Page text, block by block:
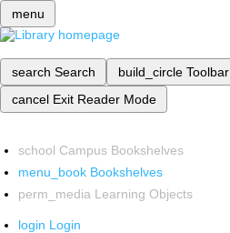
menu
search Search build_circle Toolbar
cancel Exit Reader Mode
school Campus Bookshelves
menu_book Bookshelves
perm_media Learning Objects
login Login